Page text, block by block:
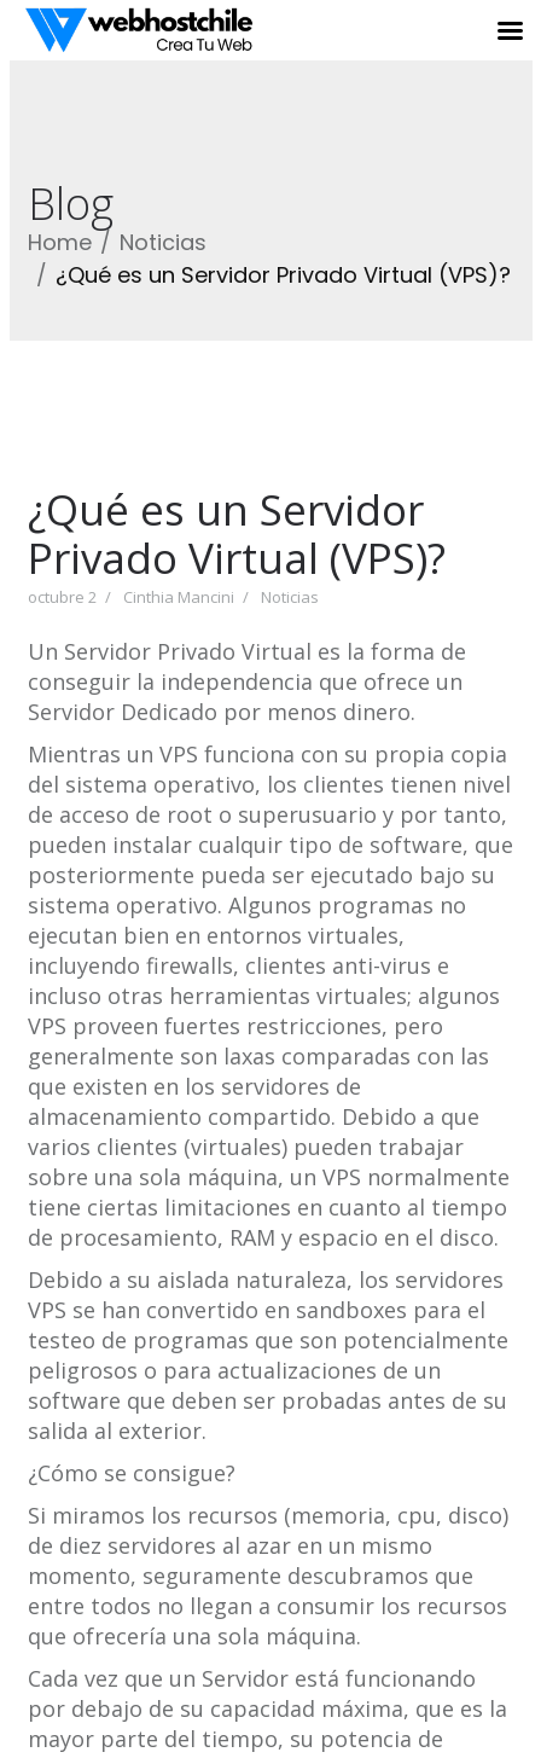
Blog
Home
Noticias
¿Qué es un Servidor Privado Virtual (VPS)?
¿Qué es un Servidor
Privado Virtual (VPS)?
octubre 2 Cinthia Mancini Noticias
Un Servidor Privado Virtual es la forma de
conseguir la independencia que ofrece un
Servidor Dedicado por menos dinero.
Mientras un VPS funciona con su propia copia
del sistema operativo, los clientes tienen nivel
de acceso de root o superusuario y por tanto,
pueden instalar cualquir tipo de software, que
posteriormente pueda ser ejecutado bajo su
sistema operativo. Algunos programas no
ejecutan bien en entornos virtuales,
incluyendo firewalls, clientes anti-virus e
incluso otras herramientas virtuales; algunos
VPS proveen fuertes restricciones, pero
generalmente son laxas comparadas con las
que existen en los servidores de
almacenamiento compartido. Debido a que
varios clientes (virtuales) pueden trabajar
sobre una sola máquina, un VPS normalmente
tiene ciertas limitaciones en cuanto al tiempo
de procesamiento, RAM y espacio en el disco.
Debido a su aislada naturaleza, los servidores
VPS se han convertido en sandboxes para el
testeo de programas que son potencialmente
peligrosos o para actualizaciones de un
software que deben ser probadas antes de su
salida al exterior.
¿Cómo se consigue?
Si miramos los recursos (memoria, cpu, disco)
de diez servidores al azar en un mismo
momento, seguramente descubramos que
entre todos no llegan a consumir los recursos
que ofrecería una sola máquina.
Cada vez que un Servidor está funcionando
por debajo de su capacidad máxima, que es la
mayor parte del tiempo, su potencia de